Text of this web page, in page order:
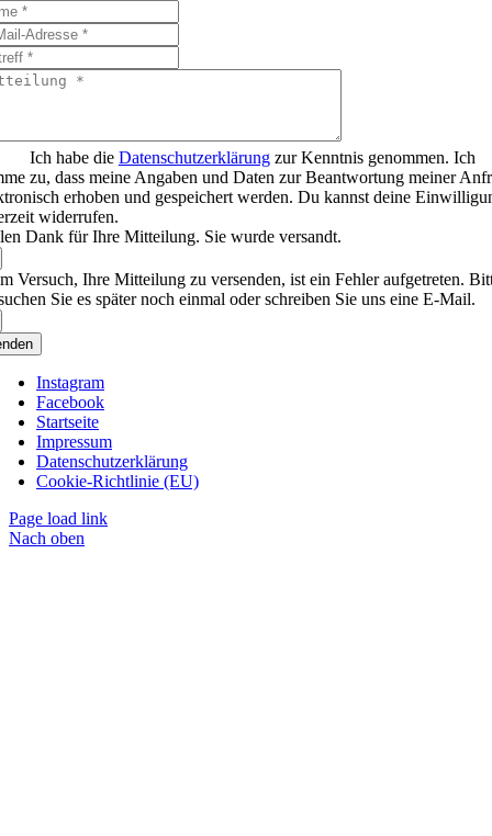
Ich habe die Datenschutzerklärungzur Kenntnis genommen. Ich
zu, dass meine Angaben und Daten zur Beantwortung meiner
erhoben und gespeichert werden. Du kannst deine
widerrufen.
Dank für Ihre Mitteilung. Sie wurde versandt.
Versuch, Ihre Mitteilung zu versenden, ist ein Fehler aufgetreten.
Sie es später noch einmal oder schreiben Sie uns eine E-Mail.
Instagram
Facebook
Startseite
Impressum
Datenschutzerklärung
Cookie-Richtlinie (EU)
Page load link
Nach oben